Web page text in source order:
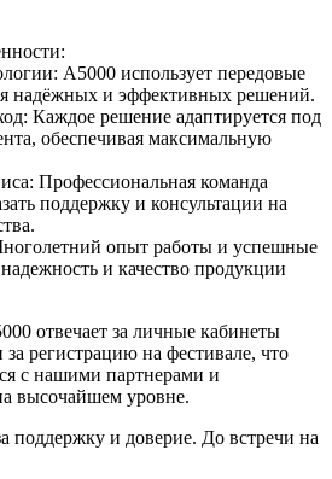
A5000 использует передовые
надёжных и эффективных решений.
Каждое решение адаптируется под
обеспечивая максимальную
Профессиональная команда
поддержку и консультации на
опыт работы и успешные
и качество продукции
отвечает за личные кабинеты
за регистрацию на фестивале, что
с нашими партнерами и
высочайшем уровне.
поддержку и доверие. До встречи на